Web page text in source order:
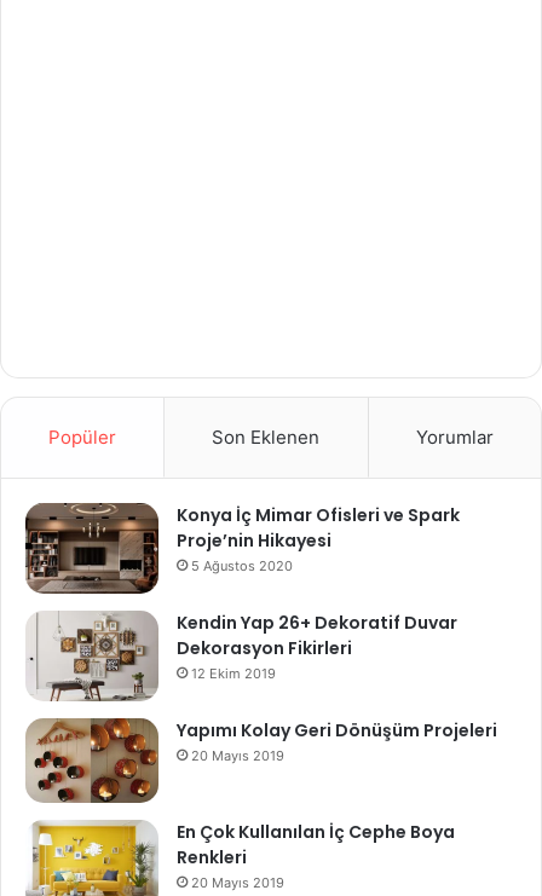
Popüler Son Eklenen Yorumlar
Konya İç Mimar Ofisleri ve Spark
Proje’nin Hikayesi
5 Ağustos 2020
Kendin Yap 26+ Dekoratif Duvar
Dekorasyon Fikirleri
12 Ekim 2019
Yapımı Kolay Geri Dönüşüm Projeleri
20 Mayıs 2019
En Çok Kullanılan İç Cephe Boya
Renkleri
20 Mayıs 2019